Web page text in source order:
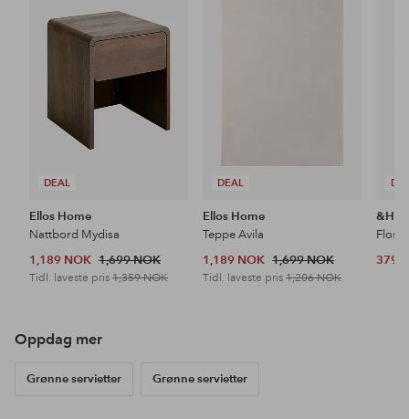
DEAL
favoritter
Ellos Home
Nattbord Mydisa
1,189 NOK 1,699 NOK
Tidl. laveste pris 1,359 NOK
DEAL
Ellos Home
Teppe Avila
1,189 NOK 1,699 NOK
Tidl. laveste pris1,206 NOK
379
Oppdag mer
Grønne servietter Grønne servietter